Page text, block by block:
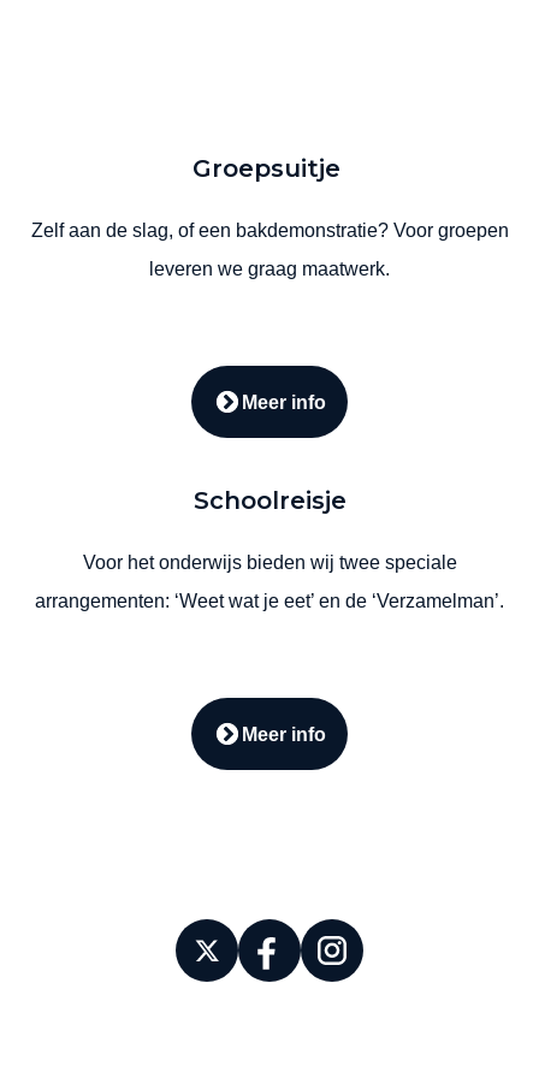
Groepsuitje
Zelf aan de slag, of een bakdemonstratie? Voor groepen
leveren we graag maatwerk.
Meer info
Schoolreisje
Voor het onderwijs bieden wij twee speciale
arrangementen: ‘Weet wat je eet’ en de ‘Verzamelman’.
Meer info